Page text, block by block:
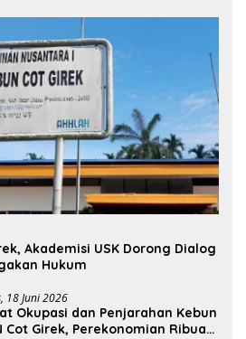
Akademisi USK Dorong Dialog
Hukum
18 Juni 2026
Okupasi dan Penjarahan Kebun
Cot Girek, Perekonomian Ribuan